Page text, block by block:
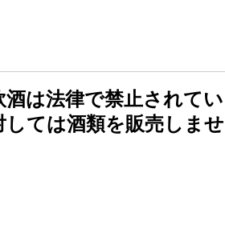
は法律で禁止されてい
ては酒類を販売しませ